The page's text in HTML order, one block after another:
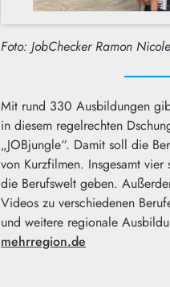
Foto: JobChecker Ramon
Mit rund 330 Ausbildungen
in diesem regelrechten
„JOBjungle“. Damit soll die
von Kurzfilmen. Insgesamt
die Berufswelt geben.
Videos zu verschiedenen
und weitere regionale
mehrregion.de